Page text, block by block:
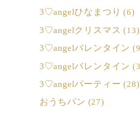
3♡angelひなまつり (6)
3♡angelクリスマス (13)
3♡angelバレンタイン
3♡angelバレンタイン
3♡angelパーティー (28)
おうちパン (27)